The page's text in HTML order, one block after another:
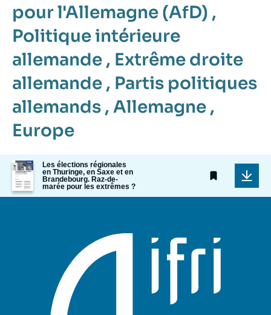
pour l'Allemagne (AfD) ,
Politique intérieure
allemande , Extrême droite
allemande , Partis politiques
allemands , Allemagne ,
Europe
Image
de
couverture
de
Les élections régionales
en Thuringe, en Saxe et en
Brandebourg. Raz-de-
marée pour les extrêmes ?